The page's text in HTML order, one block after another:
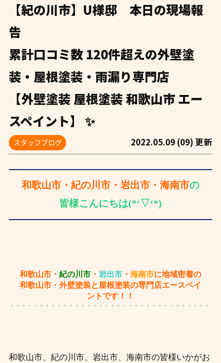
【紀の川市】U様邸 本日の現場報
告
累計口コミ数 120件超えの外壁塗
装・屋根塗装・雨漏り専門店
【外壁塗装 屋根塗装 和歌山市 エー
スペイント】 ✨
スタッフブログ 2022.05.09 (09) 更新
和歌山市・紀の川市・岩出市・海南市の
皆様こんにちは(*‘▽‘*)
和歌山市・ 紀の川市 ・ 岩出市 ・ 海南市に地域密着の
和歌山市・外壁塗装と屋根塗装の専門店エースペイ
ントです！！
和歌山市、紀の川市、岩出市、海南市の皆様いかがお